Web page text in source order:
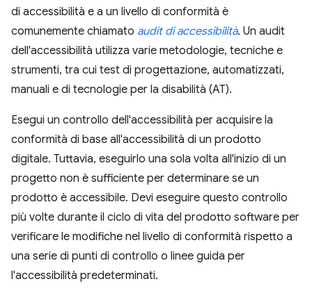
di accessibilità e a un livello di conformità è
comunemente chiamato audit di accessibilità. Un audit
dell'accessibilità utilizza varie metodologie, tecniche e
strumenti, tra cui test di progettazione, automatizzati,
manuali e di tecnologie per la disabilità (AT).
Esegui un controllo dell'accessibilità per acquisire la
conformità di base all'accessibilità di un prodotto
digitale. Tuttavia, eseguirlo una sola volta all'inizio di un
progetto non è sufficiente per determinare se un
prodotto è accessibile. Devi eseguire questo controllo
più volte durante il ciclo di vita del prodotto software per
verificare le modifiche nel livello di conformità rispetto a
una serie di punti di controllo o linee guida per
l'accessibilità predeterminati.